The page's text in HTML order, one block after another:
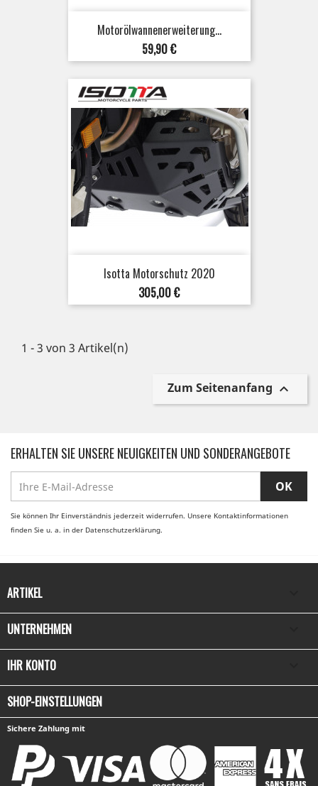
Motorölwannenerweiterung...
Preis
59,90 €
Isotta Motorschutz 2020
Preis
305,00 €
1 - 3 von 3 Artikel(n)
Zum Seitenanfang 
ERHALTEN SIE UNSERE NEUIGKEITEN UND SONDERANGEBOTE
Sie können Ihr Einverständnis jederzeit widerrufen. Unsere Kontaktinformationen
finden Sie u. a. in der Datenschutzerklärung.
ARTIKEL
UNTERNEHMEN
IHR KONTO
SHOP-EINSTELLUNGEN
Sichere Zahlung mit